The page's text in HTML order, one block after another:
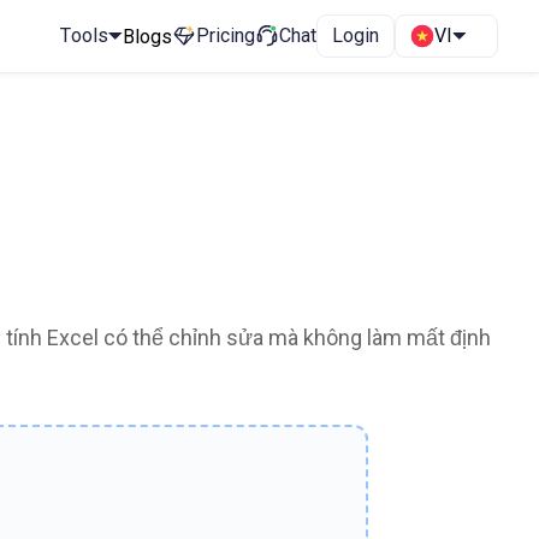
Tools Blogs Pricing Chat Login VI
Excel có thể chỉnh sửa mà không làm mất định